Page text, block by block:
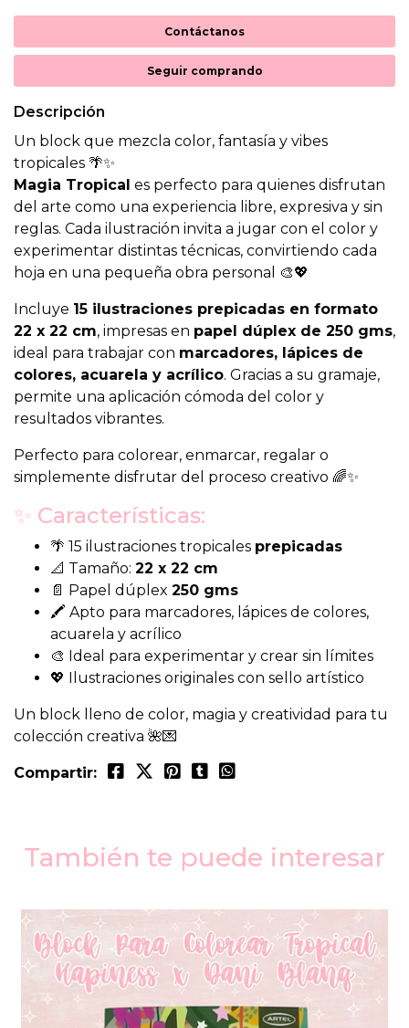
Contáctanos
Seguir comprando
Descripción
Un block que mezcla color, fantasía y vibes
tropicales 🌴✨
Magia Tropical es perfecto para quienes disfrutan
del arte como una experiencia libre, expresiva y sin
reglas. Cada ilustración invita a jugar con el color y
experimentar distintas técnicas, convirtiendo cada
hoja en una pequeña obra personal 🎨💖
Incluye 15 ilustraciones prepicadas en formato
22 x 22 cm, impresas en papel dúplex de 250 gms,
ideal para trabajar con marcadores, lápices de
colores, acuarela y acrílico. Gracias a su gramaje,
permite una aplicación cómoda del color y
resultados vibrantes.
Perfecto para colorear, enmarcar, regalar o
simplemente disfrutar del proceso creativo 🌈✨
✨ Características:
🌴 15 ilustraciones tropicales prepicadas
📐 Tamaño: 22 x 22 cm
📄 Papel dúplex 250 gms
🖍️ Apto para marcadores, lápices de colores,
acuarela y acrílico
🎨 Ideal para experimentar y crear sin límites
💖 Ilustraciones originales con sello artístico
Un block lleno de color, magia y creatividad para tu
colección creativa 🌺💌
Compartir:
También te puede interesar